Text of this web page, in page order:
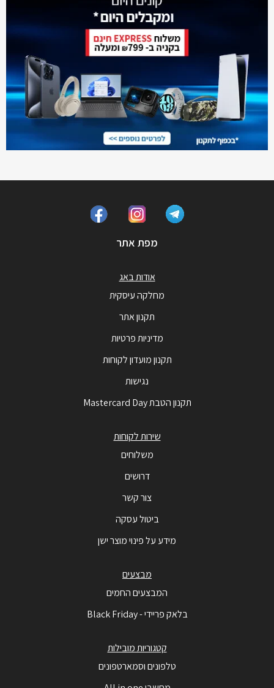
מפת אתר
אודות באג
מחלקה עיסקית
תקנון אתר
מדיניות פרטיות
תקנון מועדון לקוחות
נגישות
תקנון הטבת Mastercard Day
שירות לקוחות
משלוחים
דרושים
צור קשר
ביטול עסקה
מידע על פינוי מוצר ישן
מבצעים
המבצעים החמים
בלאק פריידי - Black Friday
קטגוריות מובילות
טלפונים וסמארטפונים